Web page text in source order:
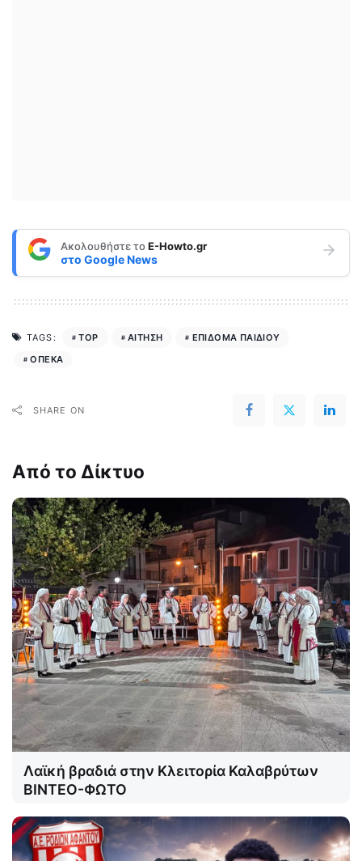
Ακολουθήστε τοE-Howto.gr
στο Google News
TAGS: TOP ΑΙΤΗΣΗ
ΕΠΙΔΟΜΑ ΠΑΙΔΙΟΥ
ΟΠΕΚΑ
SHARE ON
Από το Δίκτυο
Λαϊκή βραδιά στην Κλειτορία Καλαβρύτων
ΒΙΝΤΕΟ-ΦΩΤΟ